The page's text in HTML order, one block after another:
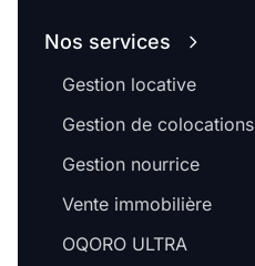
Nos services
Gestion locative
Gestion de colocations
Gestion nourrice
Vente immobilière
OQORO ULTRA